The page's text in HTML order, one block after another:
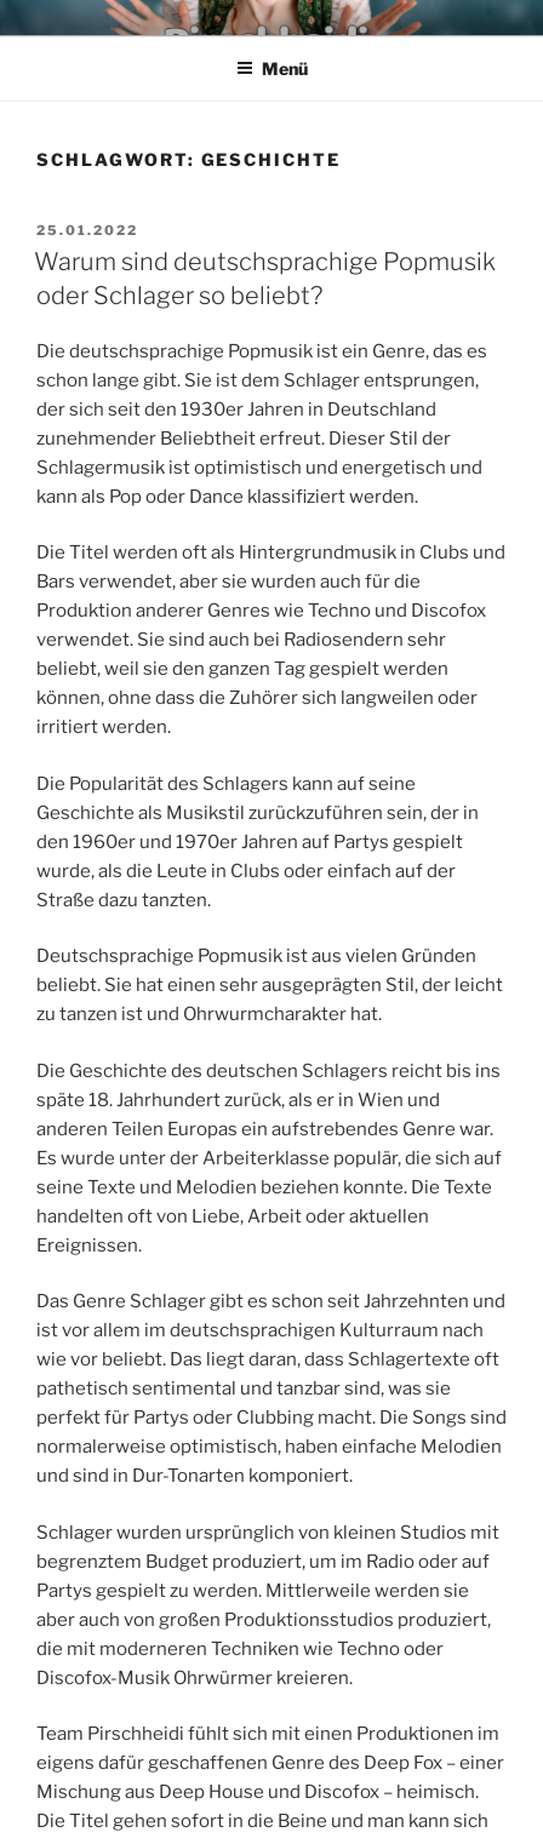
InhaltPIRSCHHEIDI – SCHLAGER
AUS POTSDAM – DIE FRANK
SHOW
Wir leben den Schlager
Menü
SCHLAGWORT: GESCHICHTE
VERÖFFENTLICHT
AM
25.01.2022
Warum sind deutschsprachige Popmusik
oder Schlager so beliebt?
Die deutschsprachige Popmusik ist ein Genre, das es
schon lange gibt. Sie ist dem Schlager entsprungen,
der sich seit den 1930er Jahren in Deutschland
zunehmender Beliebtheit erfreut. Dieser Stil der
Schlagermusik ist optimistisch und energetisch und
kann als Pop oder Dance klassifiziert werden.
Die Titel werden oft als Hintergrundmusik in Clubs und
Bars verwendet, aber sie wurden auch für die
Produktion anderer Genres wie Techno und Discofox
verwendet. Sie sind auch bei Radiosendern sehr
beliebt, weil sie den ganzen Tag gespielt werden
können, ohne dass die Zuhörer sich langweilen oder
irritiert werden.
Die Popularität des Schlagers kann auf seine
Geschichte als Musikstil zurückzuführen sein, der in
den 1960er und 1970er Jahren auf Partys gespielt
wurde, als die Leute in Clubs oder einfach auf der
Straße dazu tanzten.
Deutschsprachige Popmusik ist aus vielen Gründen
beliebt. Sie hat einen sehr ausgeprägten Stil, der leicht
zu tanzen ist und Ohrwurmcharakter hat.
Die Geschichte des deutschen Schlagers reicht bis ins
späte 18. Jahrhundert zurück, als er in Wien und
anderen Teilen Europas ein aufstrebendes Genre war.
Es wurde unter der Arbeiterklasse populär, die sich auf
seine Texte und Melodien beziehen konnte. Die Texte
handelten oft von Liebe, Arbeit oder aktuellen
Ereignissen.
Das Genre Schlager gibt es schon seit Jahrzehnten und
ist vor allem im deutschsprachigen Kulturraum nach
wie vor beliebt. Das liegt daran, dass Schlagertexte oft
pathetisch sentimental und tanzbar sind, was sie
perfekt für Partys oder Clubbing macht. Die Songs sind
normalerweise optimistisch, haben einfache Melodien
und sind in Dur-Tonarten komponiert.
Schlager wurden ursprünglich von kleinen Studios mit
begrenztem Budget produziert, um im Radio oder auf
Partys gespielt zu werden. Mittlerweile werden sie
aber auch von großen Produktionsstudios produziert,
die mit moderneren Techniken wie Techno oder
Discofox-Musik Ohrwürmer kreieren.
Team Pirschheidi fühlt sich mit einen Produktionen im
eigens dafür geschaffenen Genre des Deep Fox – einer
Mischung aus Deep House und Discofox – heimisch.
Die Titel gehen sofort in die Beine und man kann sich